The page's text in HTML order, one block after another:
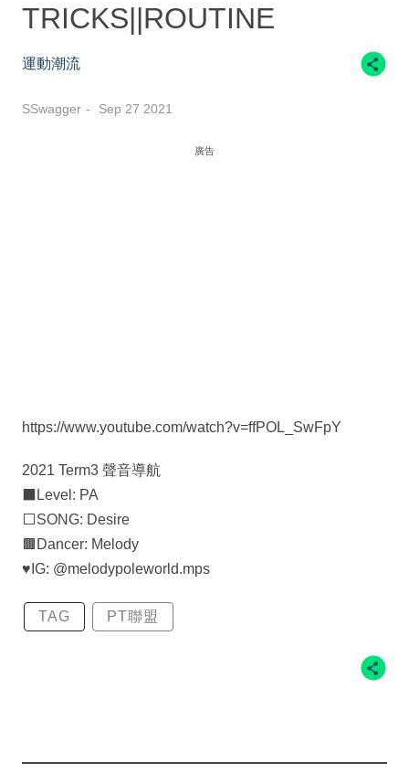
TRICKS||ROUTINE
運動潮流
SSwagger Sep 27 2021
廣告
https://www.youtube.com/watch?v=ffPOL_SwFpY
2021 Term3 聲音導航
⬛️Level: PA
⬜️SONG: Desire
🟫Dancer: Melody
♥️IG: @melodypoleworld.mps
TAG PT聯盟